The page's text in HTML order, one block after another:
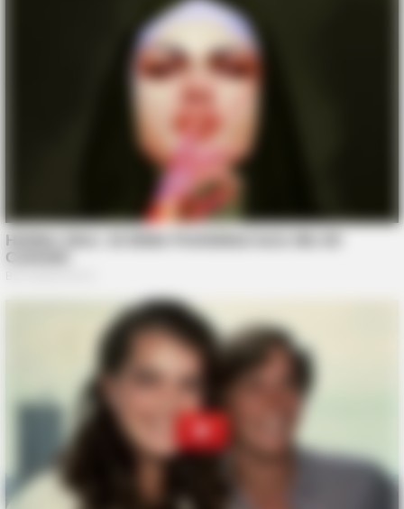
Rare Elephant Birth—Then Nature Delivered A Second Shock